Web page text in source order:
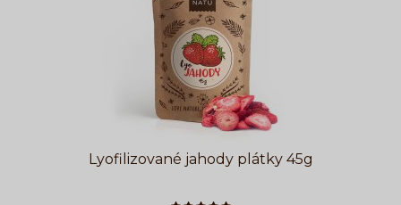
Lyofilizované jahody plátky 45g